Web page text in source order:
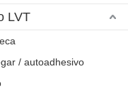
LVT
/ autoadhesivo